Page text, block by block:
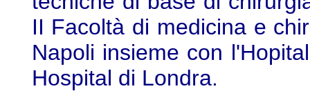
II Facoltà di medicina e
Napoli insieme con
Hospital di Londra.